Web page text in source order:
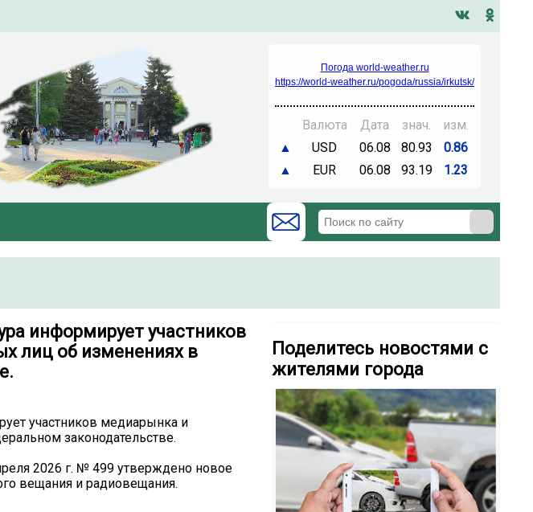
Погода world-weather.ru
https://world-weather.ru/pogoda/russia/irkutsk/
Валюта Дата знач.
изм.
▲
USD 06.08 80.93
0.86
▲
EUR 06.08 93.19 1.23
информирует участников
лиц об изменениях в
участников медиарынка и
законодательстве.
2026 г. № 499 утверждено новое
вещания и радиовещания.
Поделитесь новостями с
жителями города